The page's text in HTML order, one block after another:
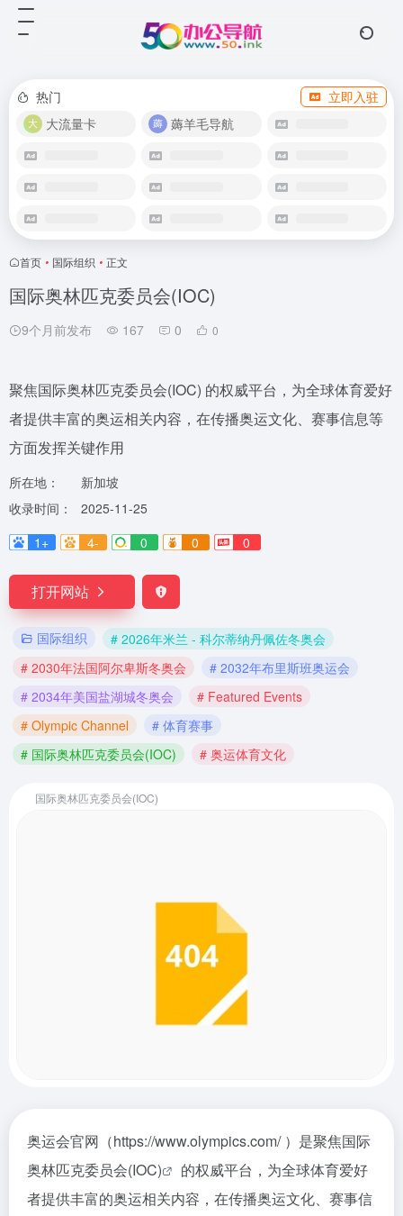
热门
立即入驻
大流量卡
薅羊毛导航
首页 • 国际组织 • 正文
国际奥林匹克委员会(IOC)
9个月前发布 167 0 0
聚焦国际奥林匹克委员会(IOC) 的权威平台，为全球体育爱好
者提供丰富的奥运相关内容，在传播奥运文化、赛事信息等
方面发挥关键作用
所在地：
新加坡
收录时间：
2025-11-25
1+
4- 0 0 0
打开网站
国际组织
# 2026年米兰 - 科尔蒂纳丹佩佐冬奥会
# 2030年法国阿尔卑斯冬奥会
# 2032年布里斯班奥运会
# 2034年美国盐湖城冬奥会
# Featured Events
# Olympic Channel
# 体育赛事
# 国际奥林匹克委员会(IOC)
# 奥运体育文化
国际奥林匹克委员会(IOC)
奥运会官网（https://www.olympics.com/ ）是聚焦国际
奥林匹克委员会(IOC)
的权威平台，为全球体育爱好
者提供丰富的奥运相关内容，在传播奥运文化、赛事信